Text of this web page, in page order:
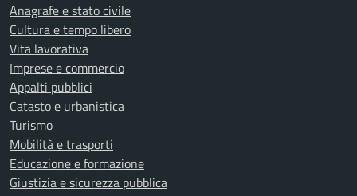
Anagrafe e stato civile
Cultura e tempo libero
Vita lavorativa
Imprese e commercio
Appalti pubblici
Catasto e urbanistica
Turismo
Mobilità e trasporti
Educazione e formazione
Giustizia e sicurezza pubblica